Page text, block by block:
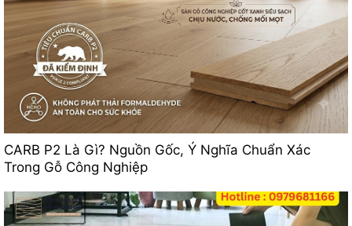
CARB P2 Là Gì? Nguồn Gốc, Ý Nghĩa Chuẩn Xác
Trong Gỗ Công Nghiệp